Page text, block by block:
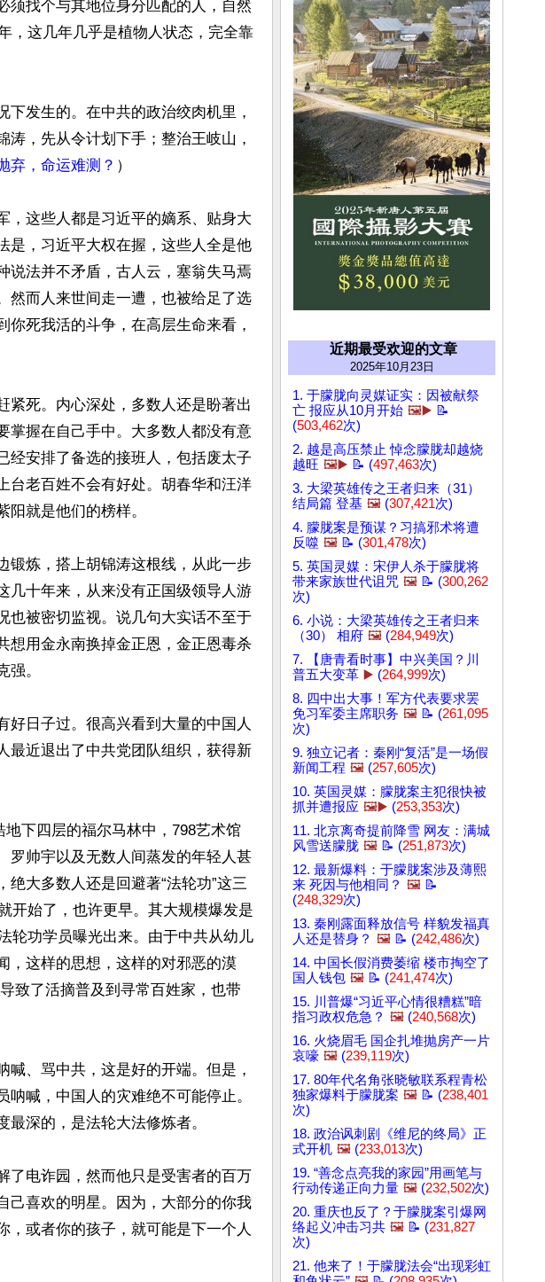
须找个与其地位身分匹配的人，自然
，这几年几乎是植物人状态，完全靠
发生的。在中共的政治绞肉机里，
，先从令计划下手；整治王岐山，
弃，命运难测？ ）
，这些人都是习近平的嫡系、贴身大
是，习近平大权在握，这些人全是他
说法并不矛盾，古人云，塞翁失马焉
然而人来世间走一遭，也被给足了选
死我活的斗争，在高层生命来看，
紧死。内心深处，多数人还是盼著出
掌握在自己手中。大多数人都没有意
经安排了备选的接班人，包括废太子
台老百姓不会有好处。胡春华和汪洋
就是他们的榜样。
锻炼，搭上胡锦涛这根线，从此一步
几十年来，从来没有正国级领导人游
也被密切监视。说几句大实话不至于
想用金永南换掉金正恩，金正恩毒杀
。
好日子过。很高兴看到大量的中国人
最近退出了中共党团队组织，获得新
地下四层的福尔马林中，798艺术馆
罗帅宇以及无数人间蒸发的年轻人甚
大多数人还是回避著“法轮功”这三
开始了，也许更早。其大规模爆发是
轮功学员曝光出来。由于中共从幼儿
，这样的思想，这样的对邪恶的漠
致了活摘普及到寻常百姓家，也带
、骂中共，这是好的开端。但是，
喊，中国人的灾难绝不可能停止。
深的，是法轮大法修炼者。
了电诈园，然而他只是受害者的百万
己喜欢的明星。因为，大部分的你我
，或者你的孩子，就可能是下一个人
近期最受欢迎的文章
2025年10月23日
1. 于朦胧向灵媒证实：因被献祭
亡 报应从10月开始 🖼️▶️ 📝
(503,462次)
2. 越是高压禁止 悼念朦胧却越烧
越旺 🖼️▶️ 📝 (497,463次)
3. 大梁英雄传之王者归来（31）
结局篇 登基 🖼️ (307,421次)
4. 朦胧案是预谋？习搞邪术将遭
反噬 🖼️ 📝 (301,478次)
5. 英国灵媒：宋伊人杀于朦胧将
带来家族世代诅咒 🖼️ 📝 (300,262
次)
6. 小说：大梁英雄传之王者归来
（30） 相府 🖼️ (284,949次)
7. 【唐青看时事】中兴美国？川
普五大变革 ▶️ (264,999次)
8. 四中出大事！军方代表要求罢
免习军委主席职务 🖼️ 📝 (261,095
次)
9. 独立记者：秦刚“复活”是一场假
新闻工程 🖼️ (257,605次)
10. 英国灵媒：朦胧案主犯很快被
抓并遭报应 🖼️▶️ (253,353次)
11. 北京离奇提前降雪 网友：满城
风雪送朦胧 🖼️ 📝 (251,873次)
12. 最新爆料：于朦胧案涉及薄熙
来 死因与他相同？ 🖼️ 📝
(248,329次)
13. 秦刚露面释放信号 样貌发福真
人还是替身？ 🖼️ 📝 (242,486次)
14. 中国长假消费萎缩 楼市掏空了
国人钱包 🖼️ 📝 (241,474次)
15. 川普爆“习近平心情很糟糕”暗
指习政权危急？ 🖼️ (240,568次)
16. 火烧眉毛 国企扎堆抛房产一片
哀嚎 🖼️ (239,119次)
17. 80年代名角张晓敏联系程青松
独家爆料于朦胧案 🖼️ 📝 (238,401
次)
18. 政治讽刺剧《维尼的终局》正
式开机 🖼️ (233,013次)
19. “善念点亮我的家园”用画笔与
行动传递正向力量 🖼️ (232,502次)
20. 重庆也反了？于朦胧案引爆网
络起义冲击习共 🖼️ 📝 (231,827
次)
21. 他来了！于朦胧法会“出现彩虹